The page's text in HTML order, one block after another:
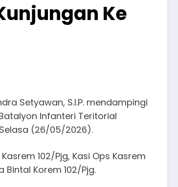
Ke
Setyawan, S.I.P. mendampingi
Infanteri Teritorial
(26/05/2026).
102/Pjg, Kasi Ops Kasrem
Bintal Korem 102/Pjg.